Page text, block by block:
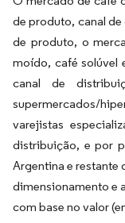
de produto, canal
de produto, o
moído, café solúvel
canal de
supermercados/
varejistas
distribuição, e por
Argentina e restante
dimensionamento e
com base no valor